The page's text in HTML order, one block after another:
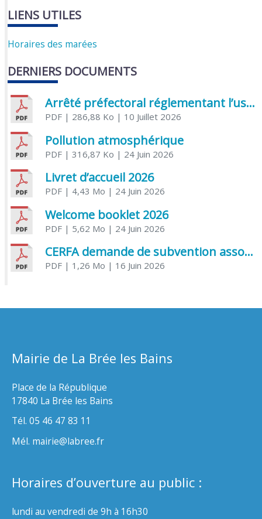
LIENS UTILES
Horaires des marées
DERNIERS DOCUMENTS
Arrêté préfectoral réglementant l’usage de l’eau
PDF| 286,88 Ko | 10 Juillet 2026
Pollution atmosphérique
PDF| 316,87 Ko | 24 Juin 2026
Livret d’accueil 2026
PDF| 4,43 Mo | 24 Juin 2026
Welcome booklet 2026
PDF| 5,62 Mo | 24 Juin 2026
CERFA demande de subvention association
PDF| 1,26 Mo | 16 Juin 2026
Mairie de La Brée les Bains
Place de la République
17840 La Brée les Bains
Tél. 05 46 47 83 11
Mél. mairie@labree.fr
Horaires d’ouverture au public :
lundi au vendredi de 9h à 16h30